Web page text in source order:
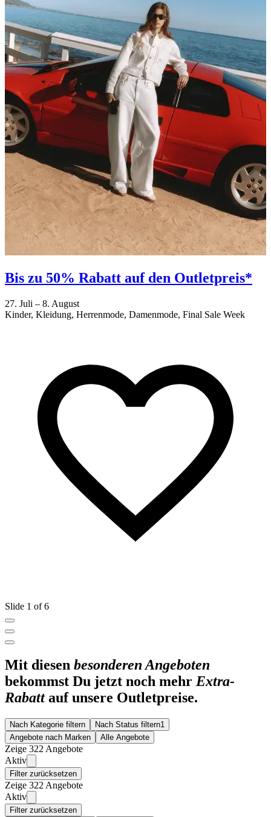
Bis zu 50% Rabatt auf den Outletpreis*
27. Juli – 8. August
Kinder, Kleidung, Herrenmode, Damenmode, Final Sale Week
Slide 1 of 6
Mit diesen besonderen Angeboten
bekommst Du jetzt noch mehr Extra-
Rabattauf unsere Outletpreise.
Nach Kategorie filtern Nach Status filtern1
Angebote nach Marken
Alle Angebote
Zeige 322 Angebote
Aktiv
Filter zurücksetzen
Zeige 322 Angebote
Aktiv
Filter zurücksetzen